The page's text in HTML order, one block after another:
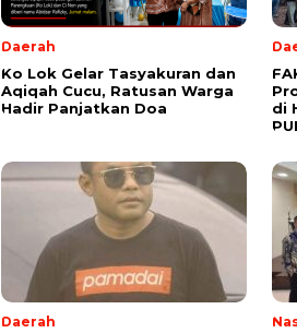
Daerah
Ko Lok Gelar Tasyakuran dan
Aqiqah Cucu, Ratusan Warga
Hadir Panjatkan Doa
di
Daerah